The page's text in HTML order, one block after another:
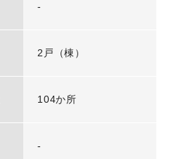
-
2戸（棟）
104か所
-